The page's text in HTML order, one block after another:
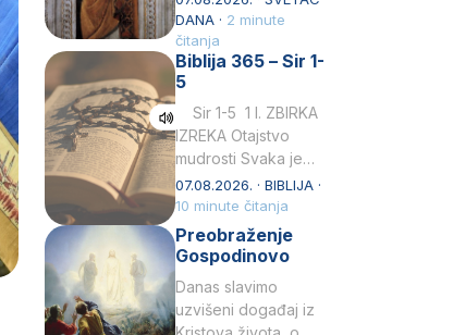
knjizi Liber
Pontificalis bio je
rođenjem Grk.
Obnovio je odnose s
afričkim…
DANA · 2 minute
čitanja
Biblija 365 – Sir 1-
5
Sir 1-5 1 I. ZBIRKA
IZREKA Otajstvo
mudrosti Svaka je
mudrost od Gospoda
i s njime je dovijeka.2
Tko će…
07.08.2026. · BIBLIJA ·
10 minute čitanja
Preobraženje
Gospodinovo
Danas slavimo
uzvišeni događaj iz